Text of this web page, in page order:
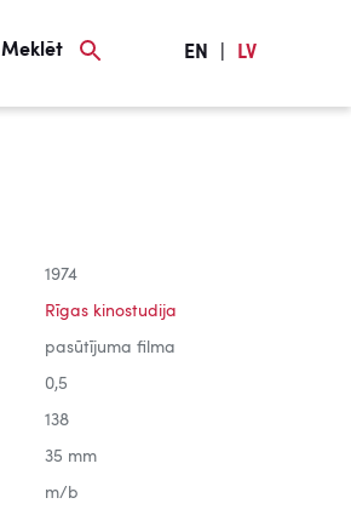
Meklēt EN LV
1974
Rīgas kinostudija
pasūtījuma filma
0,5
138
35 mm
m/b